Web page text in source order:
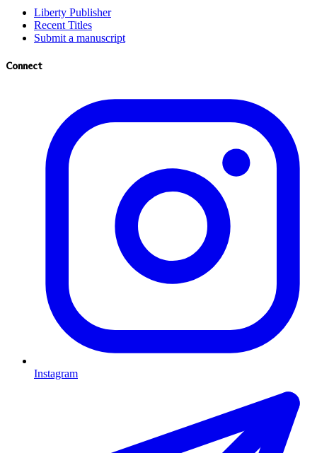
Liberty Publisher
Recent Titles
Submit a manuscript
Connect
Instagram